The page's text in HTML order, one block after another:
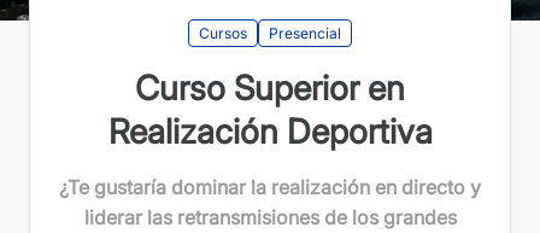
Cursos Presencial
Curso Superior en
Realización Deportiva
¿Te gustaría dominar la realización en directo y
liderar las retransmisiones de los grandes